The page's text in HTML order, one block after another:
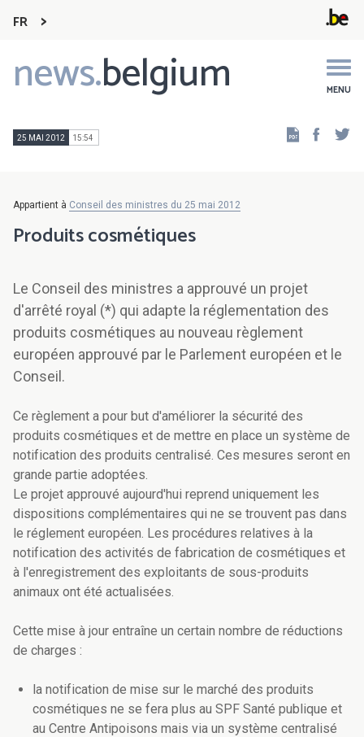
FR
news.belgium MENU
Main
navigation
25 MAI 2012 15:54
Appartient à Conseil des ministres du 25 mai 2012
Produits cosmétiques
Le Conseil des ministres a approuvé un projet
d'arrêté royal (*) qui adapte la réglementation des
produits cosmétiques au nouveau règlement
européen approuvé par le Parlement européen et le
Conseil.
Ce règlement a pour but d'améliorer la sécurité des
produits cosmétiques et de mettre en place un système de
notification des produits centralisé. Ces mesures seront en
grande partie adoptées.
Le projet approuvé aujourd'hui reprend uniquement les
dispositions complémentaires qui ne se trouvent pas dans
le réglement européen. Les procédures relatives à la
notification des activités de fabrication de cosmétiques et
à l'enregistrement des exploitants de sous-produits
animaux ont été actualisées.
Cette mise à jour entraîne un certain nombre de réductions
de charges :
la notification de mise sur le marché des produits
cosmétiques ne se fera plus au SPF Santé publique et
au Centre Antipoisons mais via un système centralisé